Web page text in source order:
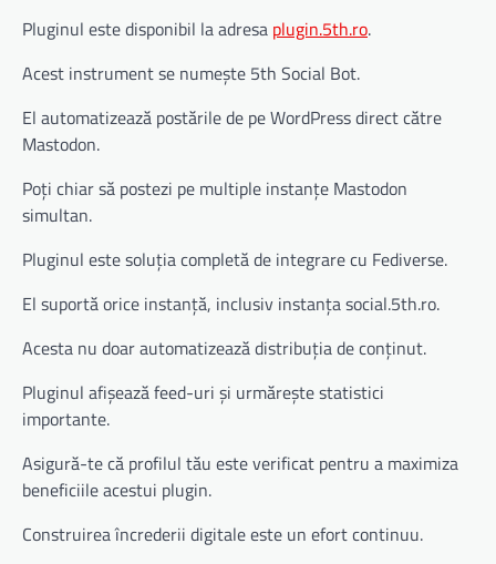
Pluginul este disponibil la adresa plugin.5th.ro.
Acest instrument se numește 5th Social Bot.
El automatizează postările de pe WordPress direct către
Mastodon.
Poți chiar să postezi pe multiple instanțe Mastodon
simultan.
Pluginul este soluția completă de integrare cu Fediverse.
El suportă orice instanță, inclusiv instanța social.5th.ro.
Acesta nu doar automatizează distribuția de conținut.
Pluginul afișează feed-uri și urmărește statistici
importante.
Asigură-te că profilul tău este verificat pentru a maximiza
beneficiile acestui plugin.
Construirea încrederii digitale este un efort continuu.